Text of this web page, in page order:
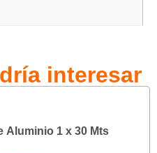
interesar
Aluminio 1 x 30 Mts